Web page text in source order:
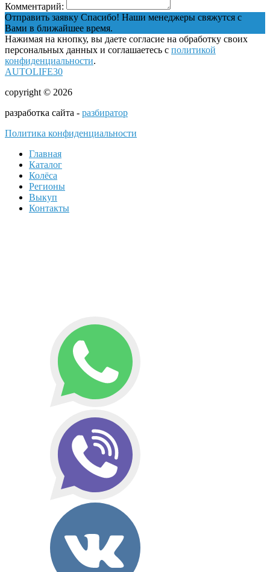
Комментарий:
Отправить заявку Спасибо! Наши менеджеры свяжутся с
Вами в ближайшее время.
Нажимая на кнопку, вы даете согласие на обработку своих
персональных данных и соглашаетесь с политикой
конфиденциальности.
AUTOLIFE30
copyright © 2026
разработка сайта - разбиратор
Политика конфиденциальности
Главная
Каталог
Колёса
Регионы
Выкуп
Контакты